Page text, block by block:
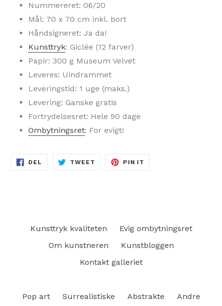
Nummereret: 06/20
Mål: 70 x 70 cm inkl. bort
Håndsigneret: Ja da!
Kunsttryk: Giclée (12 farver)
Papir: 300 g Museum Velvet
Leveres: Uindrammet
Leveringstid: 1 uge (maks.)
Levering: Ganske gratis
Fortrydelsesret: Hele 90 dage
Ombytningsret: For evigt!
DEL TWEET TWEET
PIN IT
Kunsttryk kvaliteten
Evig ombytningsret
Om kunstneren
Kunstbloggen
Kontakt galleriet
Pop art Surrealistiske Abstrakte Andre